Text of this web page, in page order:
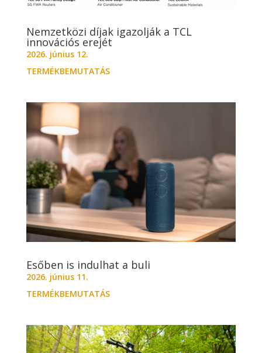
Nemzetközi díjak igazolják a TCL
innovációs erejét
2026. június 12.
TERMÉKBEMUTATÁS
Esőben is indulhat a buli
2026. június 11.
TERMÉKBEMUTATÁS